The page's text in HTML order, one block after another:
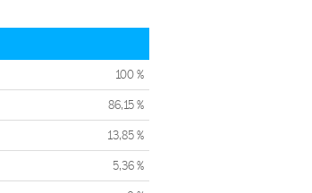
100 %
86,15 %
13,85 %
5,36 %